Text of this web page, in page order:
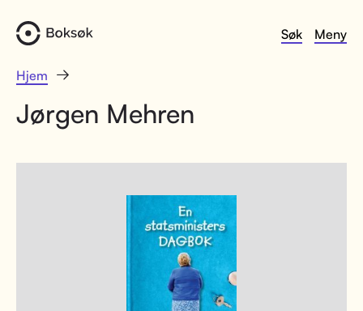
Søk Meny
Hjem
Jørgen Mehren